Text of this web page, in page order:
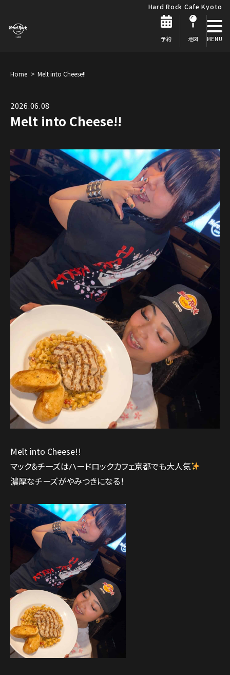
Hard Rock Cafe Kyoto
予約 地図
Home Melt into Cheese!!
2026.06.08
Melt into Cheese!!
Melt into Cheese!!
マック&チーズはハードロックカフェ京都でも大人気
濃厚なチーズがやみつきになる！